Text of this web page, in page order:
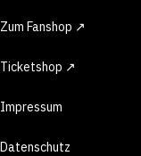
Zum Fanshop ↗
Ticketshop ↗
Impressum
Datenschutz